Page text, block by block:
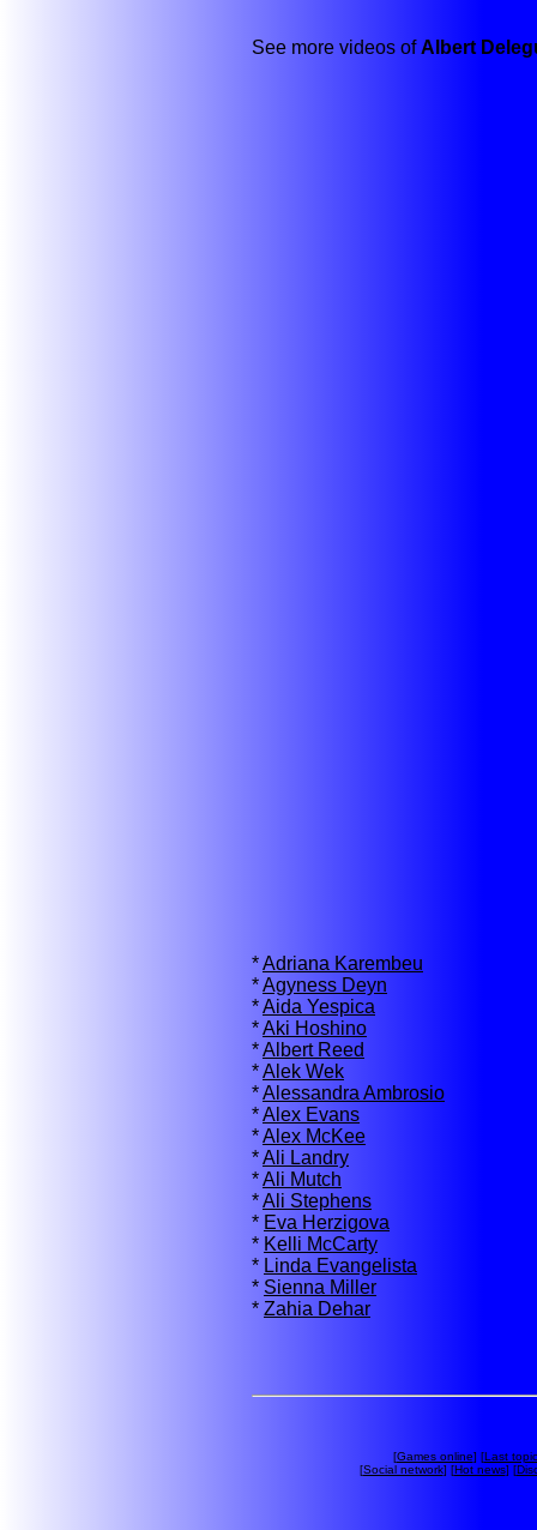
See more videos ofAlbert
*Adriana Karembeu
*Agyness Deyn
*Aida Yespica
*Aki Hoshino
*Albert Reed
*Alek Wek
*Alessandra Ambrosio
*Alex Evans
*Alex McKee
*Ali Landry
*Ali Mutch
*Ali Stephens
* Eva Herzigova
* Kelli McCarty
* Linda Evangelista
* Sienna Miller
* Zahia Dehar
[Games online] [Last
[Social network] [Hot news] [